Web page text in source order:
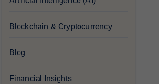
Blockchain & Cryptocurrency
Blog
Financial Insights